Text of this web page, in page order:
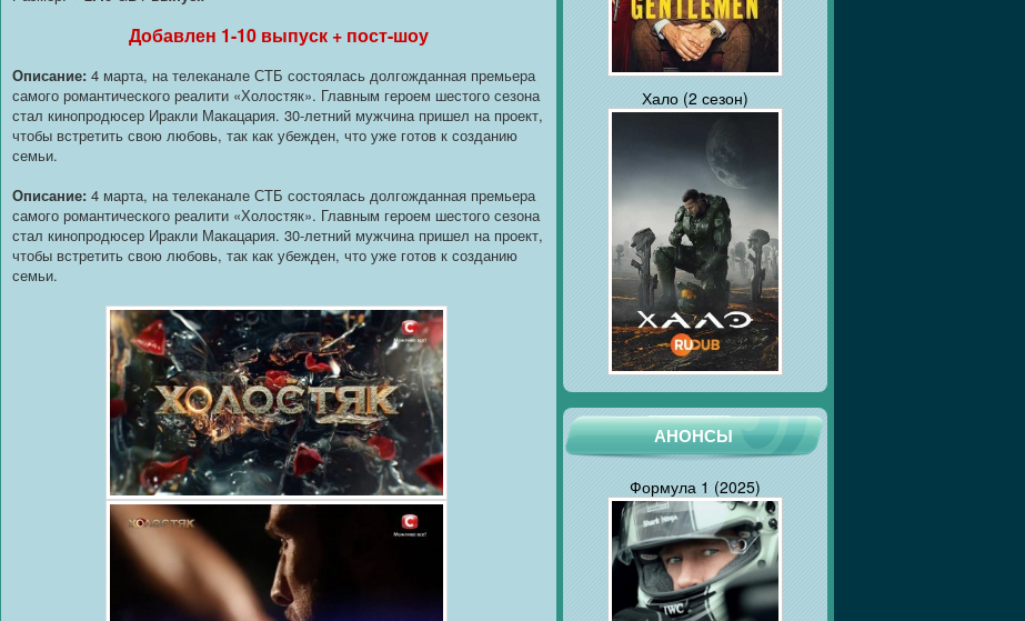
Хало (2 сезон)
АНОНСЫ
Формула 1 (2025)
Добавлен 1-10 выпуск + пост-шоу
Описание: 4 марта, на телеканале СТБ состоялась долгожданная премьера
самого романтического реалити «Холостяк». Главным героем шестого сезона
стал кинопродюсер Иракли Макацария. 30-летний мужчина пришел на проект,
чтобы встретить свою любовь, так как убежден, что уже готов к созданию
семьи.
Описание: 4 марта, на телеканале СТБ состоялась долгожданная премьера
самого романтического реалити «Холостяк». Главным героем шестого сезона
стал кинопродюсер Иракли Макацария. 30-летний мужчина пришел на проект,
чтобы встретить свою любовь, так как убежден, что уже готов к созданию
семьи.